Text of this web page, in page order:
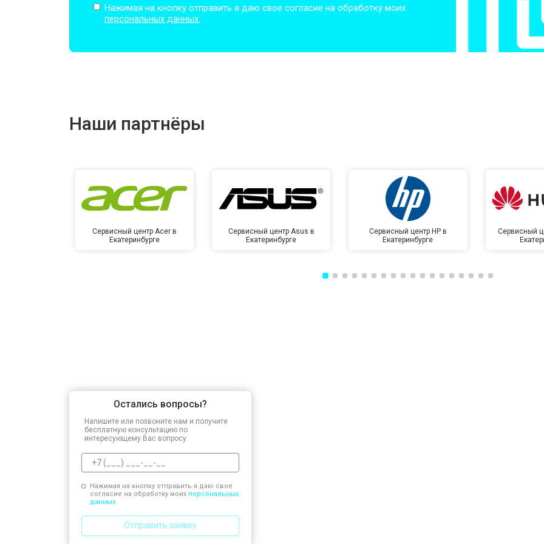
Замена северного моста
Нажимая на кнопку отправить я даю свое согласие на обработку моих
персональных данных.
Наши партнёры
Сервисный центр Acer в
Екатеринбурге
Сервисный центр Asus в
Екатеринбурге
Сервисный центр HP в
Екатеринбурге
Сервисный
Остались вопросы?
Напишите или позвоните нам и получите
бесплатную консультацию по
интересующему Вас вопросу.
Нажимая на кнопку отправить я даю свое
согласие на обработку моих персональных
данных.
Отправить заявку